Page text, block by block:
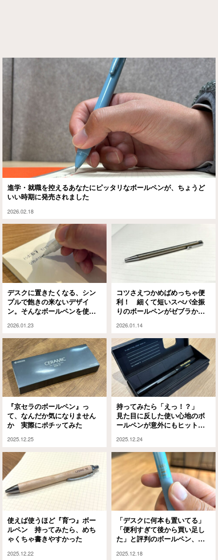
進学・就職を控えるあなたにピッタリなボールペンが、ちょうど
いい時期に発売されました
2026.02.18
デスクに置きたくなる、シン
プルで飽きの来ないデザイ
ン。そんなボールペンを使っ
2026.01.23
コツさえつかめばめっちゃ便
利！ 細くて短いスぺパ全振
りのボールペンがゼブラから
2026.01.14
『京セラのボールペン』っ
て、なんだか気になりません
か 実際にポチッてみた
2025.12.25
持ってみたら「えっ！？」
見た目に反した使い心地のボ
ールペンが意外にもヒットし
2025.12.24
使えば使うほど『育つ』ボー
ルペン 持ってみたら、めち
ゃくちゃ書きやすかった
2025.12.22
「デスクに何本も置いてる」
「便利すぎて後から買い足し
た」と評判のボールペン、何
2025.12.18